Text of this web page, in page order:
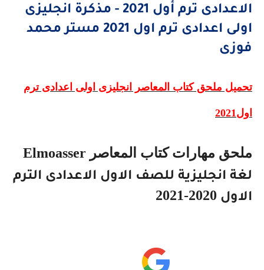
الاعدادى ترم أول 2021 - مذكرة انجليزى
اولى اعدادى ترم اول 2021 مستر محمد
فوزى
تحميل ملحق كتاب المعاصر انجليزى اولى اعدادى ترم
اول2021
ملحق مهارات كتاب المعاصر Elmoasser
لغة انجليزية للصف الاول الاعدادى الترم
الاول 2020-2021